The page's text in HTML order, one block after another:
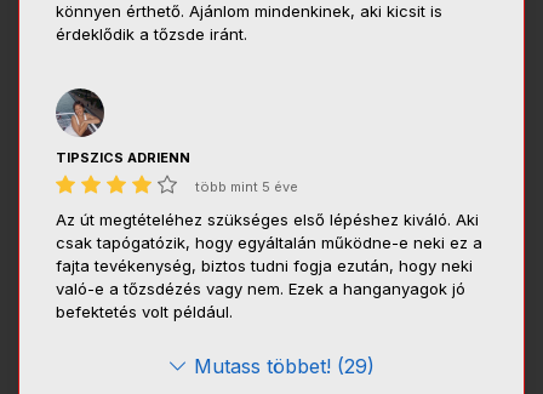
könnyen érthető. Ajánlom mindenkinek, aki kicsit is
érdeklődik a tőzsde iránt.
TIPSZICS ADRIENN
több mint 5 éve
Az út megtételéhez szükséges első lépéshez kiváló. Aki
csak tapógatózik, hogy egyáltalán működne-e neki ez a
fajta tevékenység, biztos tudni fogja ezután, hogy neki
való-e a tőzsdézés vagy nem. Ezek a hanganyagok jó
befektetés volt például.
Mutass többet! (29)